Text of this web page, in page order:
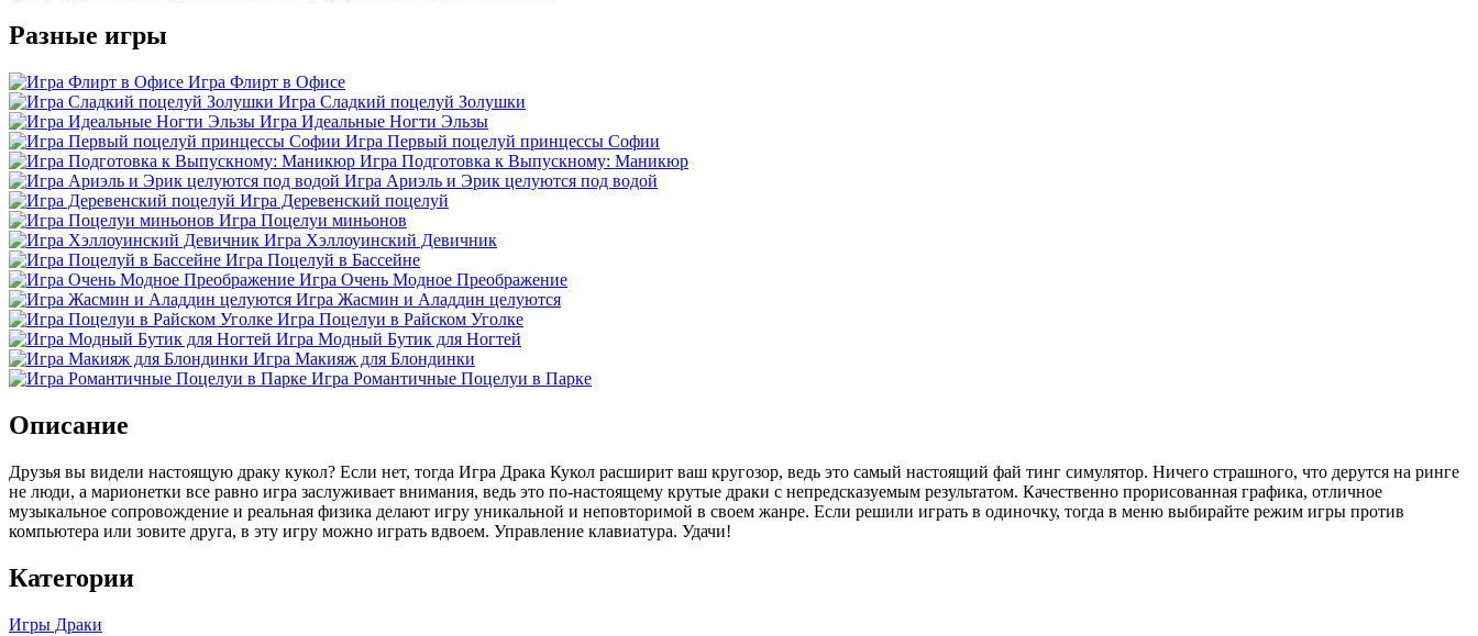
Разные игры
Игра Флирт в Офисе
Игра Сладкий поцелуй Золушки
Игра Идеальные Ногти Эльзы
Игра Первый поцелуй принцессы Софии
Игра Подготовка к Выпускному: Маникюр
Игра Ариэль и Эрик целуются под водой
Игра Деревенский поцелуй
Игра Поцелуи миньонов
Игра Хэллоуинский Девичник
Игра Поцелуй в Бассейне
Игра Очень Модное Преображение
Игра Жасмин и Аладдин целуются
Игра Поцелуи в Райском Уголке
Игра Модный Бутик для Ногтей
Игра Макияж для Блондинки
Игра Романтичные Поцелуи в Парке
Описание
Друзья вы видели настоящую драку кукол? Если нет, тогда Игра Драка Кукол расширит ваш кругозор, ведь это самый настоящий фай тинг симулятор. Ничего страшного, что дерутся на ринге
не люди, а марионетки все равно игра заслуживает внимания, ведь это по-настоящему крутые драки с непредсказуемым результатом. Качественно прорисованная графика, отличное
музыкальное сопровождение и реальная физика делают игру уникальной и неповторимой в своем жанре. Если решили играть в одиночку, тогда в меню выбирайте режим игры против
компьютера или зовите друга, в эту игру можно играть вдвоем. Управление клавиатура. Удачи!
Категории
Игры Драки